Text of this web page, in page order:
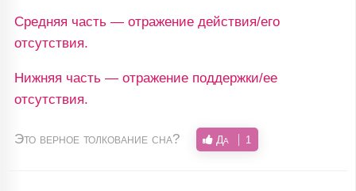
Средняя часть — отражение действия/его
отсутствия.
Нижняя часть — отражение поддержки/ее
отсутствия.
Это верное толкование сна? Да 1